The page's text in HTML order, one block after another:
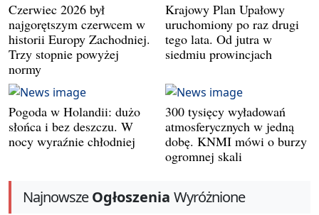
Czerwiec 2026 był
najgorętszym czerwcem w
historii Europy Zachodniej.
Trzy stopnie powyżej
normy
Krajowy Plan Upałowy
uruchomiony po raz drugi
tego lata. Od jutra w
siedmiu prowincjach
Pogoda w Holandii: dużo
słońca i bez deszczu. W
nocy wyraźnie chłodniej
300 tysięcy wyładowań
atmosferycznych w jedną
dobę. KNMI mówi o burzy
ogromnej skali
NajnowszeOgłoszenia Wyróżnione